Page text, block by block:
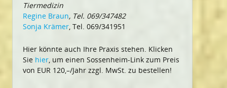
Tiermedizin
Regine Braun, Tel. 069/347482
Sonja Krämer, Tel. 069/341951
Hier könnte auch Ihre Praxis stehen. Klicken
Sie hier, um einen Sossenheim-Link zum Preis
von EUR 120,–/Jahr zzgl. MwSt. zu bestellen!